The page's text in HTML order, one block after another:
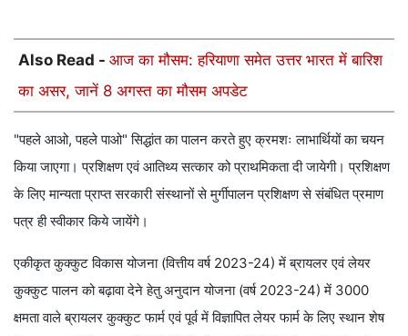
Also Read - आज का मौसम: हरियाणा समेत उत्तर भारत में बारिश
का असर, जानें 8 अगस्त का मौसम अपडेट
"पहले आओ, पहले पाओ" सिद्धांत का पालन करते हुए क्रमशः लाभार्थियों का चयन
किया जाएगा। प्रशिक्षण एवं आतिथ्य सत्कार को प्राथमिकता दी जायेगी। प्रशिक्षण
के लिए मान्यता प्राप्त सरकारी संस्थानों से मुर्गीपालन प्रशिक्षण से संबंधित प्रमाण
पत्र ही स्वीकार किये जायेंगे।
एकीकृत कुक्कुट विकास योजना (वित्तीय वर्ष 2023-24) में ब्रायलर एवं लेयर
कुक्कुट पालन को बढ़ावा देने हेतु अनुदान योजना (वर्ष 2023-24) में 3000
क्षमता वाले ब्रायलर कुक्कुट फार्म एवं पूर्व में विज्ञापित लेयर फार्म के लिए स्थान शेष